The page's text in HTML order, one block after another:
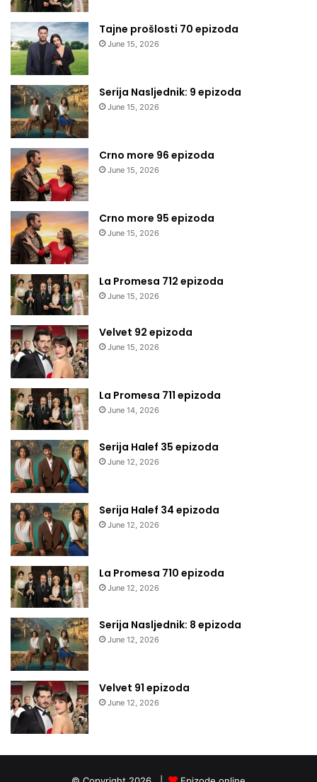
Tajne prošlosti 70 epizoda
June 15, 2026
Serija Nasljednik: 9 epizoda
June 15, 2026
Crno more 96 epizoda
June 15, 2026
Crno more 95 epizoda
June 15, 2026
La Promesa 712 epizoda
June 15, 2026
Velvet 92 epizoda
June 15, 2026
La Promesa 711 epizoda
June 14, 2026
Serija Halef 35 epizoda
June 12, 2026
Serija Halef 34 epizoda
June 12, 2026
La Promesa 710 epizoda
June 12, 2026
Serija Nasljednik: 8 epizoda
June 12, 2026
Velvet 91 epizoda
June 12, 2026